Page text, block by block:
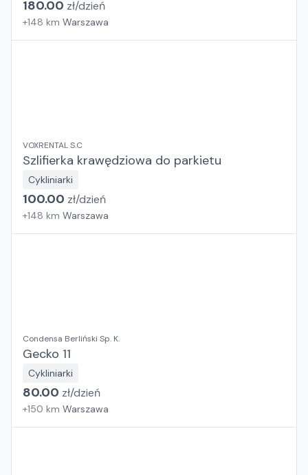
180.00 zł/dzień
+148 km Warszawa
VOXRENTAL S.C
Szlifierka krawędziowa do parkietu
Cykliniarki
100.00 zł/dzień
+148 km Warszawa
Condensa Berliński Sp. K.
Gecko 11
Cykliniarki
80.00 zł/dzień
+150 km Warszawa